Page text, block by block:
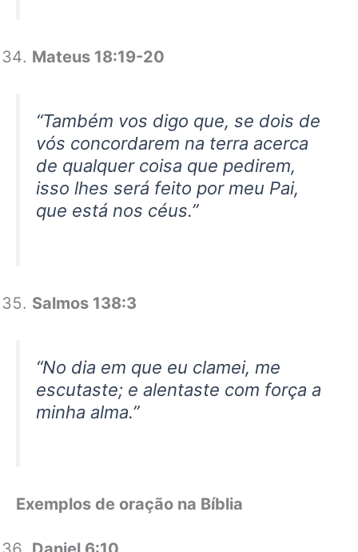
Mateus 18:19-20
“Também vos digo que, se dois de
vós concordarem na terra acerca
de qualquer coisa que pedirem,
isso lhes será feito por meu Pai,
que está nos céus.”
Salmos 138:3
“No dia em que eu clamei, me
escutaste; e alentaste com força a
minha alma.”
Exemplos de oração na Bíblia